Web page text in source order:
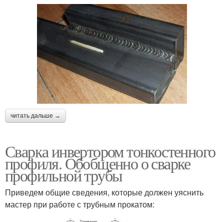
читать дальше →
Сварка инвертором тонкостенного
профиля. Обобщенно о сварке
профильной трубы
Приведем общие сведения, которые должен уяснить
мастер при работе с трубным прокатом: